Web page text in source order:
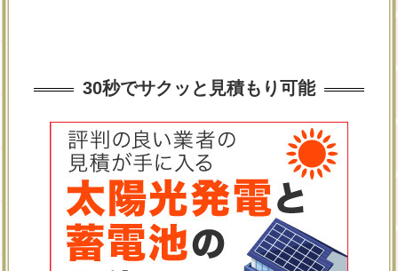
30秒でサクッと見積もり可能